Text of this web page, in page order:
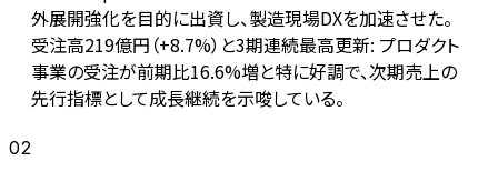
外展開強化を目的に出資し、製造現場DXを加速させた。
受注高219億円（+8.7%）と3期連続最高更新: プロダクト
事業の受注が前期比16.6%増と特に好調で、次期売上の
先行指標として成長継続を示唆している。
02